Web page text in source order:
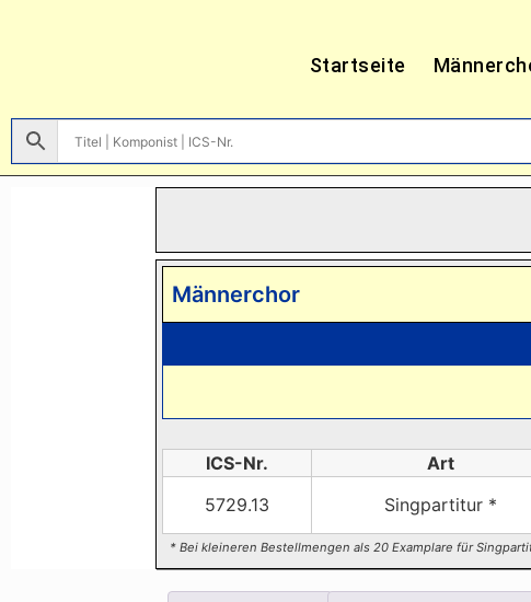
Startseite
Männerchor
ICS-Nr. Art
5729.13
Singpartitur *
* Bei kleineren Bestellmengen als 20 Examplare für